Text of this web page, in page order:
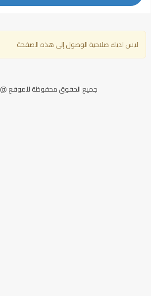
ليس لديك صلاحية الوصول إلى هذه الصفحة
جميع الحقوق محفوظة للموقع @ 2021